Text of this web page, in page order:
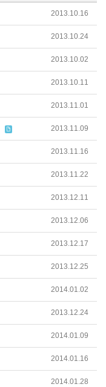
2013.10.16
2013.10.24
2013.10.02
2013.10.11
2013.11.01
2013.11.09
2013.11.16
2013.11.22
2013.12.11
2013.12.06
2013.12.17
2013.12.25
2014.01.02
2013.12.24
2014.01.09
2014.01.16
2014.01.28